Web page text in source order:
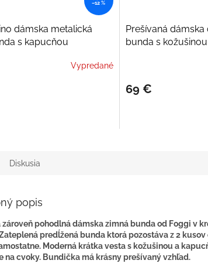
–12 %
dámska metalická
s kapucňou
Vypredané
Prešívaná
bunda s kožušinou
69 €
Diskusia
popis
zároveň pohodlná dámska zimná bunda od Foggi v
predĺžená bunda ktorá pozostáva z 2
Moderná krátka vesta s kožušinou a
na cvoky. Bundička má krásny prešívaný vzhľad.